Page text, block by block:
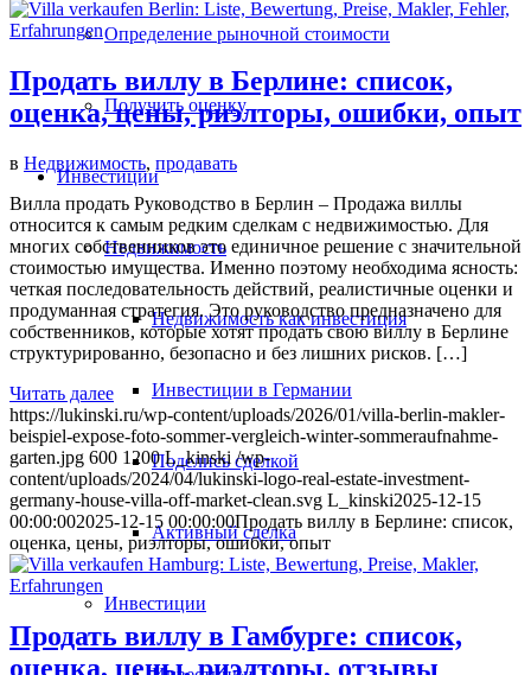
Определение рыночной стоимости
Получить оценку
Инвестиции
Недвижимость
Недвижимость как инвестиция
Инвестиции в Германии
Поделись сделкой
Активный сделка
Инвестиции
Продать виллу в Берлине: список,
оценка, цены, риэлторы, ошибки, опыт
в Недвижимость, продавать
Вилла продать Руководство в Берлин – Продажа виллы
относится к самым редким сделкам с недвижимостью. Для
многих собственников это единичное решение с значительной
стоимостью имущества. Именно поэтому необходима ясность:
четкая последовательность действий, реалистичные оценки и
продуманная стратегия. Это руководство предназначено для
собственников, которые хотят продать свою виллу в Берлине
структурированно, безопасно и без лишних рисков. […]
Читать далее
https://lukinski.ru/wp-content/uploads/2026/01/villa-berlin-makler-
beispiel-expose-foto-sommer-vergleich-winter-sommeraufnahme-
garten.jpg 600 1200 L_kinski /wp-
content/uploads/2024/04/lukinski-logo-real-estate-investment-
germany-house-villa-off-market-clean.svg L_kinski2025-12-15
00:00:002025-12-15 00:00:00Продать виллу в Берлине: список,
оценка, цены, риэлторы, ошибки, опыт
Продать виллу в Гамбурге: список,
оценка, цены, риэлторы, отзывы